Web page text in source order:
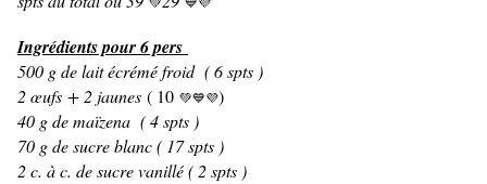
Ingrédients pour 6 pers
500 g de lait écrémé froid ( 6 spts )
2 œufs + 2 jaunes ( 10 💚💙💜)
40 g de maïzena ( 4 spts )
70 g de sucre blanc ( 17 spts )
2 c. à c. de sucre vanillé ( 2 spts )